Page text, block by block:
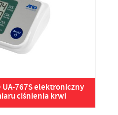
UA-767S elektroniczny
ciśnienia krwi